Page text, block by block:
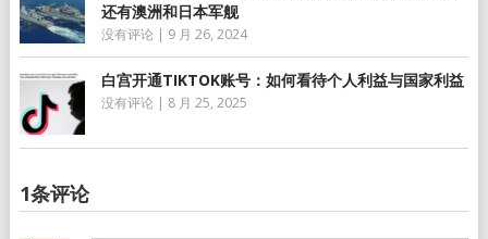
还有澳洲和日本军舰
没有评论 | 9 月 26, 2024
白宫开通TIKTOK账号：如何看待个人利益与国家利益
没有评论 | 8 月 25, 2025
1条评论